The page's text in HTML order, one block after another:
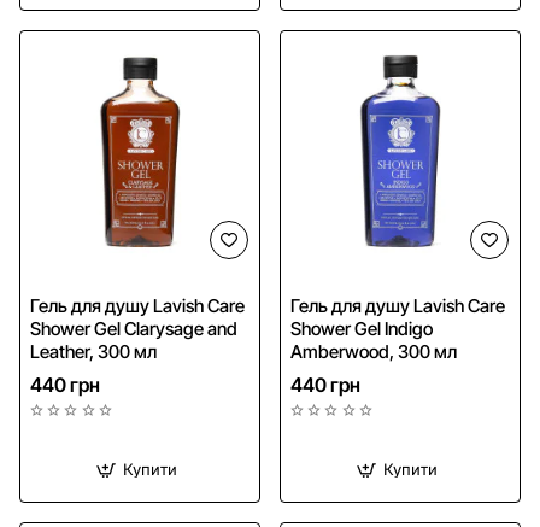
Гель для душу Lavish Care
Shower Gel Clarysage and
Leather, 300 мл
440 грн
Купити
Гель для душу Lavish Care
Shower Gel Indigo
Amberwood, 300 мл
440 грн
Купити